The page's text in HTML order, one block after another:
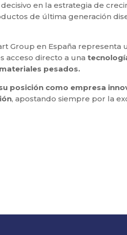
en la estrategia de
de última generación
Group en España representa
acceso directo a una
pesados.
posición como empresa
, apostando siempre por la